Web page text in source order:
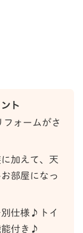
ト
フォームがさ
加えて、天
部屋になっ
仕様♪トイ
能付き♪